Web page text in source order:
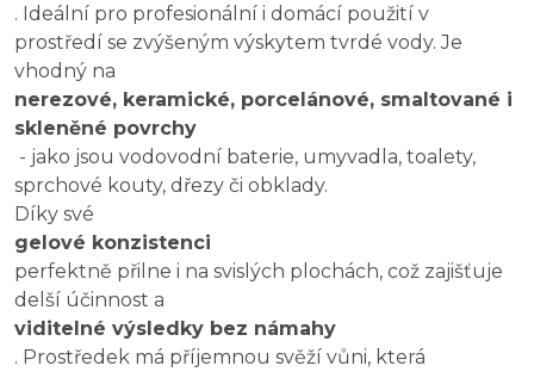
. Ideální pro profesionální i domácí použití v
prostředí se zvýšeným výskytem tvrdé vody. Je
vhodný na
nerezové, keramické, porcelánové, smaltované i
skleněné povrchy
- jako jsou vodovodní baterie, umyvadla, toalety,
sprchové kouty, dřezy či obklady.
Díky své
gelové konzistenci
perfektně přilne i na svislých plochách, což zajišťuje
delší účinnost a
viditelné výsledky bez námahy
. Prostředek má příjemnou svěží vůni, která